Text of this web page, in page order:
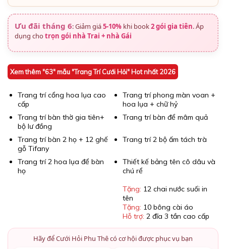
Ưu đãi tháng 6:Giảm giá5-10%khi book2 gói gia tiên. Áp
dụng chotrọn gói nhà Trai + nhà Gái
Xem thêm "63" mẫu "Trang Trí Cưới Hỏi" Hot nhất 2026
Trang trí cổng hoa lụa cao
cấp
Trang trí phong màn voan +
hoa lụa + chữ hỷ
Trang trí bàn thờ gia tiên+
bộ lư đồng
Trang trí bàn để mâm quả
Trang trí bàn 2 họ + 12 ghế
gỗ Tifany
Trang trí 2 bộ ấm tách trà
Trang trí 2 hoa lụa để bàn
họ
Thiết kế bảng tên cô dâu và
chú rể
Tặng: 12 chai nước suối in
tên
Tặng: 10 bông cài áo
Hỗ trợ: 2 đĩa 3 tần cao cấp
Hãy để Cưới Hỏi Phu Thê có cơ hội được phục vụ bạn